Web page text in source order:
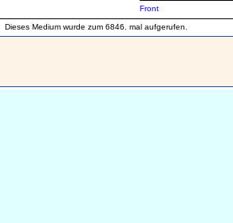
Front
Dieses Medium wurde zum 6846. mal aufgerufen.